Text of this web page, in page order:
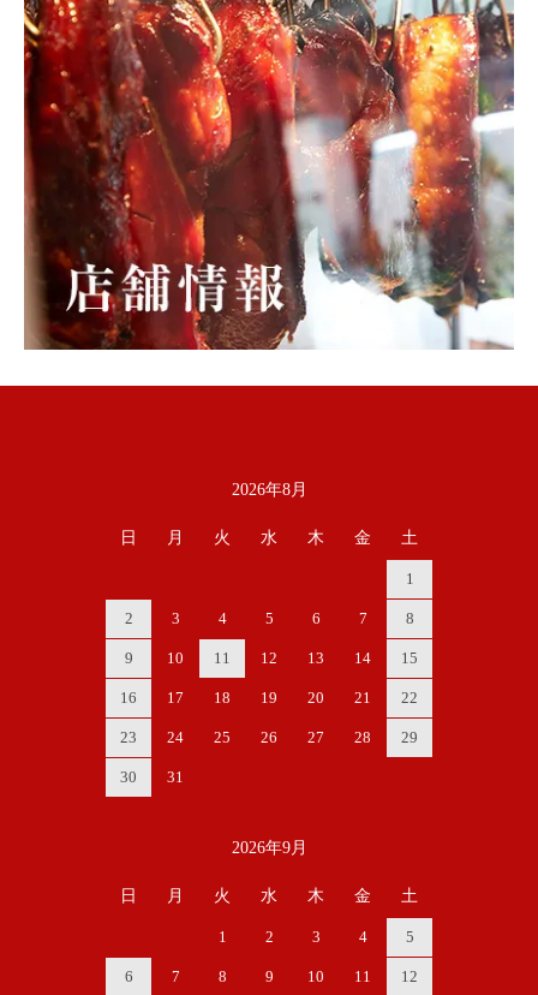
2026年8月
日 月 火 水 木 金 土
1
2 3 4 5 6 7 8
9 10 11 12 13 14 15
16 17 18 19 20 21 22
23 24 25 26 27 28 29
30 31
2026年9月
日 月 火 水 木 金 土
1 2 3 4 5
6 7 8 9 10 11 12